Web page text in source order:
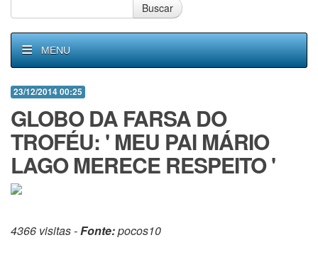
Buscar
MENU
23/12/2014 00:25
GLOBO DA FARSA DO
TROFÉU: ' MEU PAI MÁRIO
LAGO MERECE RESPEITO '
4366 visitas -Fonte:pocos10